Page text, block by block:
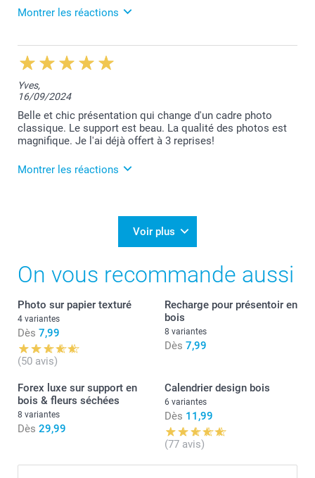
Bien à vous,
Montrer les réactions
25/06/2026
10:27
Bonjour Philippe,
Nous sommes très heureux de vous savoir satisfait
de votre commande. Merci beaucoup!
Bien à vous,
Lucie@smartphoto
Yves,
16/09/2024
Belle et chic présentation qui change d'un cadre photo
classique. Le support est beau. La qualité des photos est
magnifique. Je l'ai déjà offert à 3 reprises!
Montrer les réactions
Cela fait très plaisir!
Lucie@smartphoto
Voir plus
On vous recommande aussi
Photo sur papier texturé
4 variantes
Dès 7,99
(50 avis)
Recharge pour présentoir en
bois
8 variantes
Dès 7,99
Forex luxe sur support en
bois & fleurs séchées
8 variantes
Dès 29,99
Calendrier design bois
6 variantes
Dès 11,99
(77 avis)